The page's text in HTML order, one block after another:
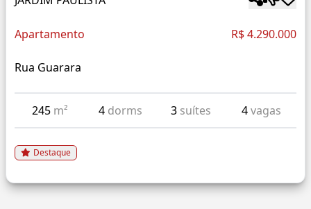
Apartamento R$ 4.290.000
Rua Guarara
245 m² 4 dorms 3 suítes 4vagas
Destaque